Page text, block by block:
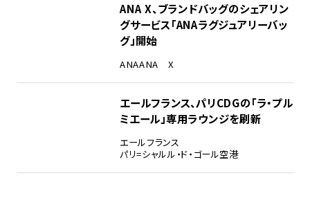
ANA X、ブランドバッグのシェアリン
グサービス「ANAラグジュアリーバッ
グ」開始
ANAANA X
エールフランス、パリCDGの「ラ・プル
ミエール」専用ラウンジを刷新
エールフランス
パリ=シャルル・ド・ゴール空港